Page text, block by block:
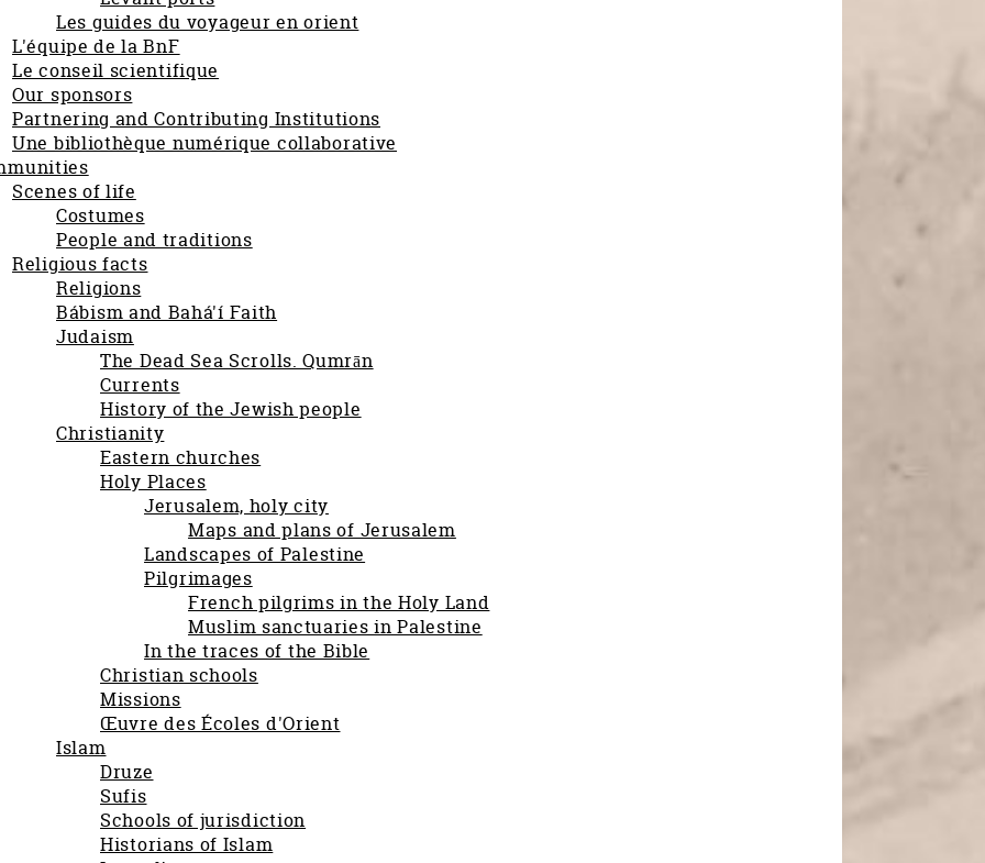
Les guides du voyageur en orient
L'équipe de la BnF
Le conseil scientifique
Our sponsors
Partnering and Contributing Institutions
Une bibliothèque numérique collaborative
Scenes of life
Costumes
People and traditions
Religious facts
Religions
Bábism and Bahá'í Faith
Judaism
The Dead Sea Scrolls. Qumrān
Currents
History of the Jewish people
Christianity
Eastern churches
Holy Places
Jerusalem, holy city
Maps and plans of Jerusalem
Landscapes of Palestine
Pilgrimages
French pilgrims in the Holy Land
Muslim sanctuaries in Palestine
In the traces of the Bible
Christian schools
Missions
Œuvre des Écoles d'Orient
Islam
Druze
Sufis
Schools of jurisdiction
Historians of Islam